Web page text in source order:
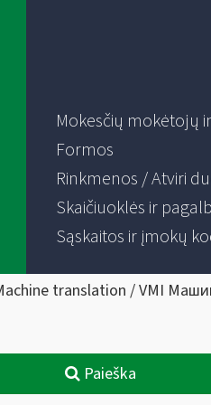
Mokesčių mokėtojų
Formos
Rinkmenos / Atviri
Skaičiuoklės ir
Sąskaitos ir įmokų
translation / VMI
Paieška